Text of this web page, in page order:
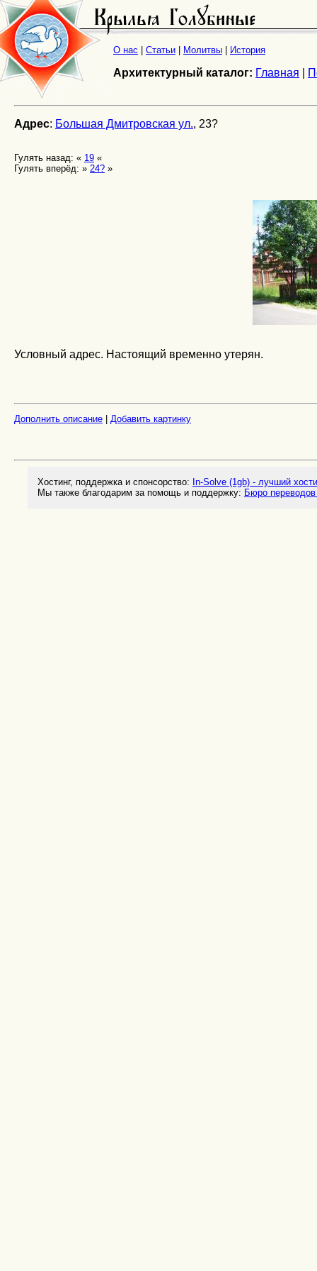
О нас Статьи Молитвы История
Архитектурный каталог: Главная
Адрес: Большая Дмитровская ул., 23?
Гулять назад: « 19 «
Гулять вперёд: » 24? »
Условный адрес. Настоящий временно утерян.
Дополнить описание Добавить картинку
Хостинг, поддержка и спонсорство: In-Solve (1gb) - лучший
Мы также благодарим за помощь и поддержку: Бюро переводов